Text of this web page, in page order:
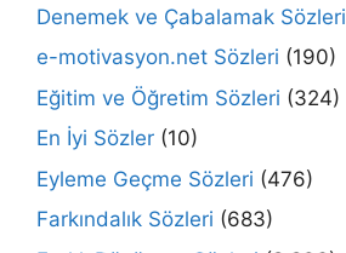
Denemek ve Çabalamak Sözleri
e-motivasyon.net Sözleri (190)
Eğitim ve Öğretim Sözleri (324)
En İyi Sözler (10)
Eyleme Geçme Sözleri (476)
Farkındalık Sözleri (683)